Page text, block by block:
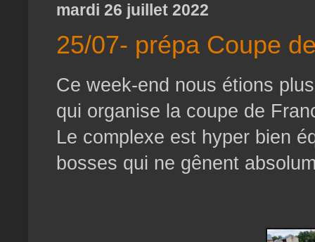
mardi 26 juillet 2022
25/07- prépa Coupe
Ce week-end nous étions
qui organise la coupe de
Le complexe est hyper bien
bosses qui ne gênent